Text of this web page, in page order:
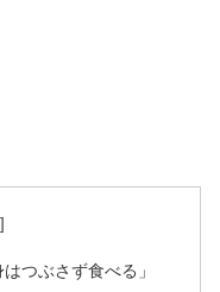
つぶさず食べる」